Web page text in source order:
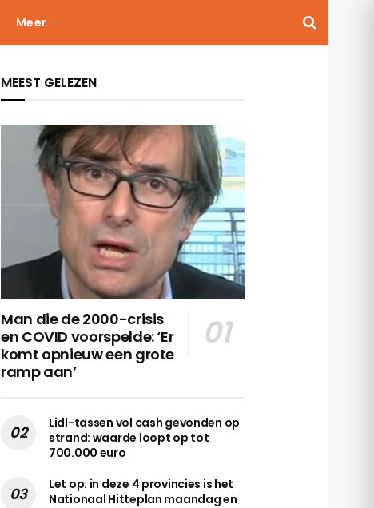
Meer
MEEST GELEZEN
Man die de 2000-crisis
en COVID voorspelde: ‘Er
komt opnieuw een grote
ramp aan’
Lidl-tassen vol cash gevonden op
strand: waarde loopt op tot
700.000 euro
Let op: in deze 4 provincies is het
Nationaal Hitteplan maandag en